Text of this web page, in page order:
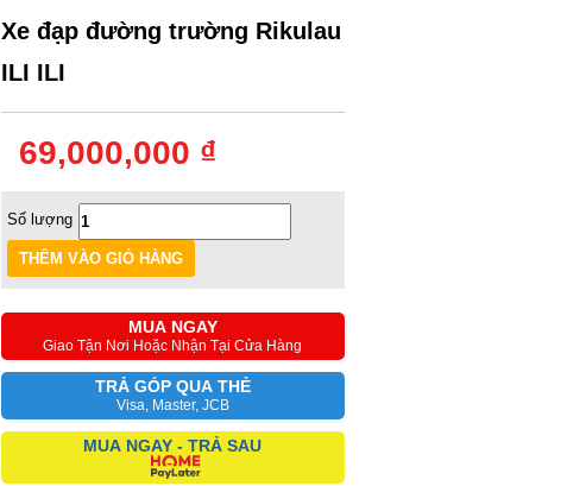
Xe đạp đường trường Rikulau
ILI ILI
69,000,000 ₫
Số lượng
MUA NGAY
Giao Tận Nơi Hoặc Nhận Tại Cửa Hàng
TRẢ GÓP QUA THẺ
Visa, Master, JCB
MUA NGAY - TRẢ SAU